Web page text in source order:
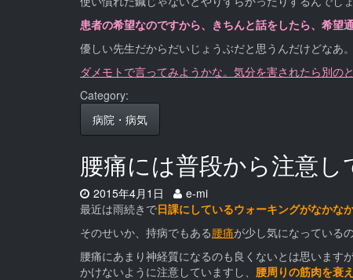
患者の希望なのですから、きちんと話をしたら、 希望
優しい先生だからだいじょうぶだと思うんだけどなあ。
ダメモトで言ってみようかな。気分を害されたら別の
Category:
病院・病気
腰痛には普段から注意し
Date:
2015年4月1日 Author:
e-mi
最近は雨続きで日課にしているウォーキングがなかな
そのせいか、持病でもある腰痛が少し気になっているの
腰痛にあまり神経質になるのも良くないとは思います
かけないように注意していますし、 腰周りの筋肉を衰